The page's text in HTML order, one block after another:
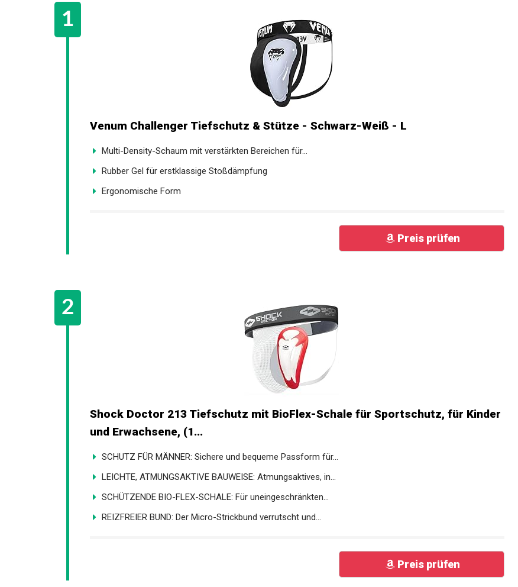
Venum Challenger Tiefschutz & Stütze - Schwarz-Weiß - L
Multi-Density-Schaum mit verstärkten Bereichen für...
Rubber Gel für erstklassige Stoßdämpfung
Ergonomische Form
Preis prüfen
Shock Doctor 213 Tiefschutz mit BioFlex-Schale für Sportschutz, für
Kinder und Erwachsene, (1...
SCHUTZ FÜR MÄNNER: Sichere und bequeme Passform für...
LEICHTE, ATMUNGSAKTIVE BAUWEISE: Atmungsaktives, in...
SCHÜTZENDE BIO-FLEX-SCHALE: Für uneingeschränkten...
REIZFREIER BUND: Der Micro-Strickbund verrutscht und...
Preis prüfen